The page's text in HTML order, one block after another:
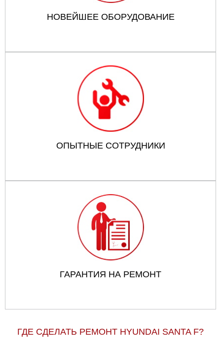
НОВЕЙШЕЕ ОБОРУДОВАНИЕ
ОПЫТНЫЕ СОТРУДНИКИ
ГАРАНТИЯ НА РЕМОНТ
ГДЕ СДЕЛАТЬ РЕМОНТ HYUNDAI SANTA F?